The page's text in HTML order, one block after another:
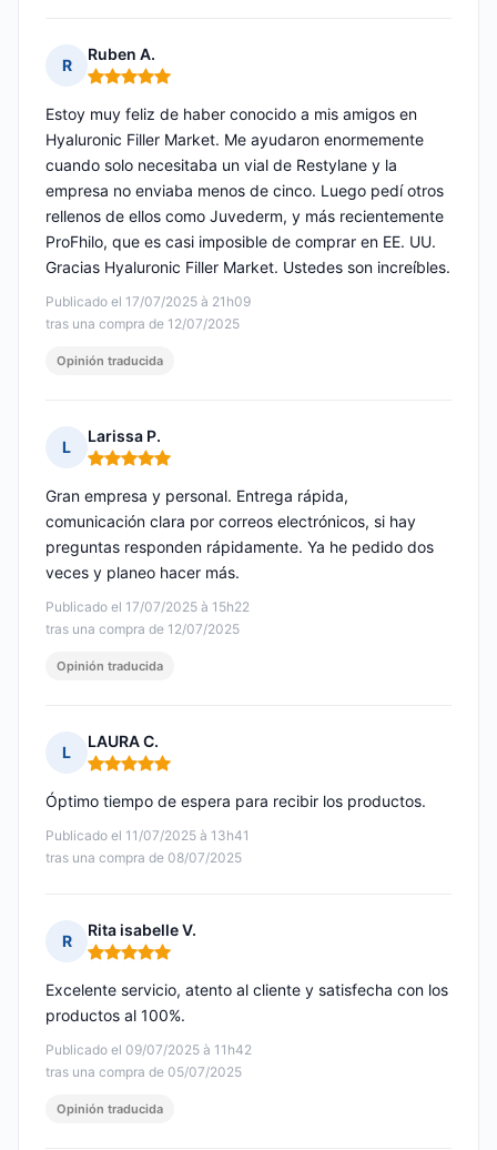
R
Ruben A.
Nota: 5 de 5
Publicado el 17/07/2025 à 21h09
tras una compra de 12/07/2025
Estoy muy feliz de haber conocido a mis amigos en
Hyaluronic Filler Market. Me ayudaron enormemente
cuando solo necesitaba un vial de Restylane y la
empresa no enviaba menos de cinco. Luego pedí otros
rellenos de ellos como Juvederm, y más recientemente
ProFhilo, que es casi imposible de comprar en EE. UU.
Gracias Hyaluronic Filler Market. Ustedes son increíbles.
Opinión traducida
L
Larissa P.
Nota: 5 de 5
Publicado el 17/07/2025 à 15h22
tras una compra de 12/07/2025
Gran empresa y personal. Entrega rápida,
comunicación clara por correos electrónicos, si hay
preguntas responden rápidamente. Ya he pedido dos
veces y planeo hacer más.
Opinión traducida
L
LAURA C.
Nota: 5 de 5
Publicado el 11/07/2025 à 13h41
tras una compra de 08/07/2025
Óptimo tiempo de espera para recibir los productos.
R
Rita isabelle V.
Nota: 5 de 5
Publicado el 09/07/2025 à 11h42
tras una compra de 05/07/2025
Excelente servicio, atento al cliente y satisfecha con los
productos al 100%.
Opinión traducida